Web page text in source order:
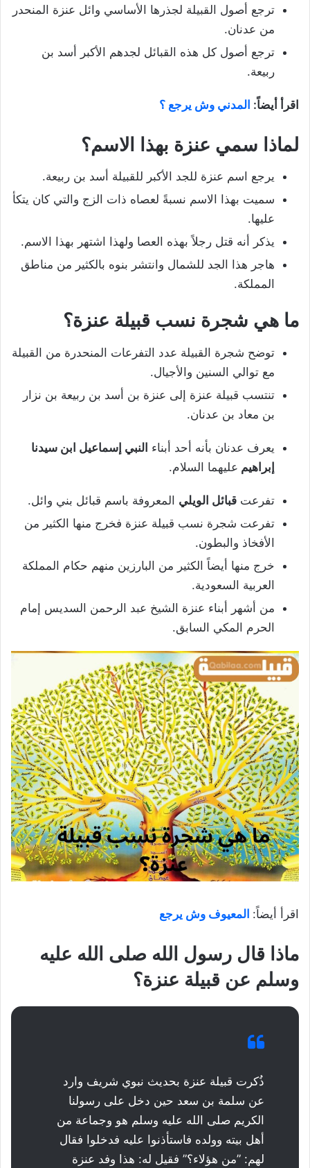
ترجع أصول القبيلة لجذرها الأساسي وائل عنزة المنحدر
من عدنان.
ترجع أصول كل هذه القبائل لجدهم الأكبر أسد بن
ربيعة.
اقرأ أيضاً: المدني وش يرجع ؟
لماذا سمي عنزة بهذا الاسم؟
يرجع اسم عنزة للجد الأكبر للقبيلة أسد بن ربيعة.
سميت بهذا الاسم نسبةً لعصاه ذات الزج والتي كان يتكأ
عليها.
يذكر أنه قتل رجلاً بهذه العصا ولهذا اشتهر بهذا الاسم.
هاجر هذا الجد للشمال وانتشر بنوه بالكثير من مناطق
المملكة.
ما هي شجرة نسب قبيلة عنزة؟
توضح شجرة القبيلة عدد التفرعات المنحدرة من القبيلة
مع توالي السنين والأجيال.
تنتسب قبيلة عنزة إلى عنزة بن أسد بن ربيعة بن نزار
بن معاد بن عدنان.
يعرف عدنان بأنه أحد أبناء النبي إسماعيل ابن سيدنا
إبراهيم عليهما السلام.
تفرعت قبائل الويلي المعروفة باسم قبائل بني وائل.
تفرعت شجرة نسب قبيلة عنزة فخرج منها الكثير من
الأفخاذ والبطون.
خرج منها أيضاً الكثير من البارزين منهم حكام المملكة
العربية السعودية.
من أشهر أبناء عنزة الشيخ عبد الرحمن السديس إمام
الحرم المكي السابق.
اقرأ أيضاً: المعيوف وش يرجع
ماذا قال رسول الله صلى الله عليه
وسلم عن قبيلة عنزة؟
ذُكرت قبيلة عنزة بحديث نبوي شريف وارد
عن سلمة بن سعد حين دخل على رسولنا
الكريم صلى الله عليه وسلم هو وجماعة من
أهل بيته وولده فاستأذنوا عليه فدخلوا فقال
لهم‏:‏ ‏”‏من هؤلاء‏؟‏‏”‏‏ فقيل له‏:‏ هذا وفد عنزة